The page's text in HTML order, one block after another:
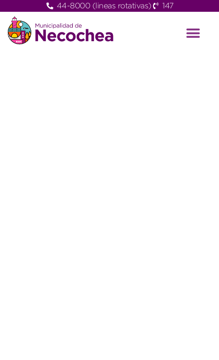
44-8000 (lineas rotativas) 147